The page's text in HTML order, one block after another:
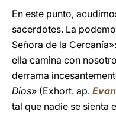
En este punto,
sacerdotes. La
Señora de la
ella camina con
derrama
Dios» (Exhort. ap.
tal que nadie se sienta